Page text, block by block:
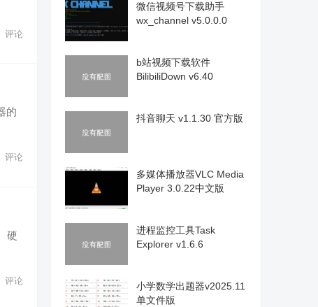
评论
的
评论
硬
评论
微信视频号下载助手
wx_channel v5.0.0.0
b站视频下载软件
BilibiliDown v6.40
抖音聊天 v1.1.30 官方版
多媒体播放器VLC Media
Player 3.0.22中文版
进程监控工具Task
Explorer v1.6.6
小学数学出题器v2025.11
单文件版